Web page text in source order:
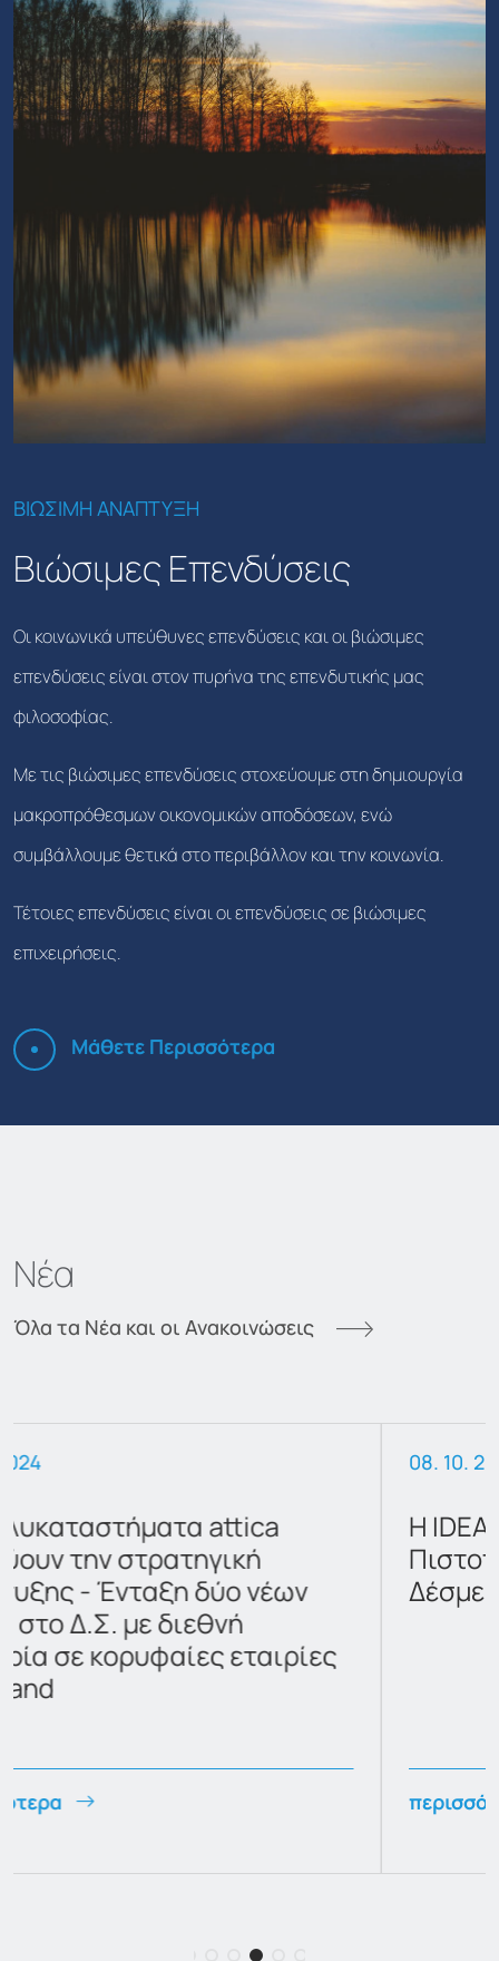
ΒΙΩΣΙΜΗ ΑΝΑΠΤΥΞΗ
Βιώσιμες Επενδύσεις
Οι κοινωνικά υπεύθυνες επενδύσεις και οι βιώσιμες
επενδύσεις είναι στον πυρήνα της επενδυτικής μας
φιλοσοφίας.
Με τις βιώσιμες επενδύσεις στοχεύουμε στη δημιουργία
μακροπρόθεσμων οικονομικών αποδόσεων, ενώ
συμβάλλουμε θετικά στο περιβάλλον και την κοινωνία.
Τέτοιες επενδύσεις είναι οι επενδύσεις σε βιώσιμες
επιχειρήσεις.
Μάθετε Περισσότερα
Νέα
Όλα τα Νέα και οι Ανακοινώσεις
Η IDEAL Holdings έλαβε
Πιστοποίηση ISO 14001:2015 –
Δέσμευση για Βιωσιμότητα
περισσότερα